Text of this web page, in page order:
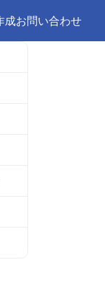
成お問い合わせ